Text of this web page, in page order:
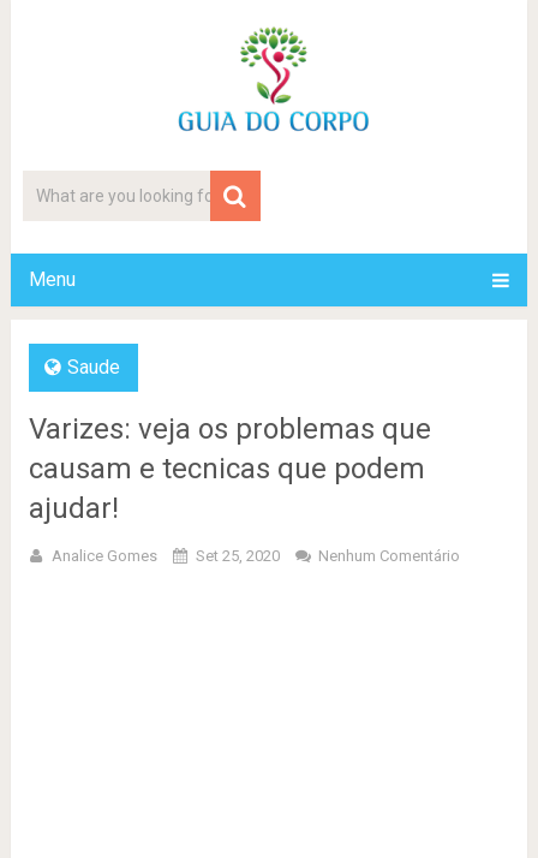
Menu
Saude
Varizes: veja os problemas que
causam e tecnicas que podem
ajudar!
Analice Gomes Set 25, 2020 Nenhum Comentário